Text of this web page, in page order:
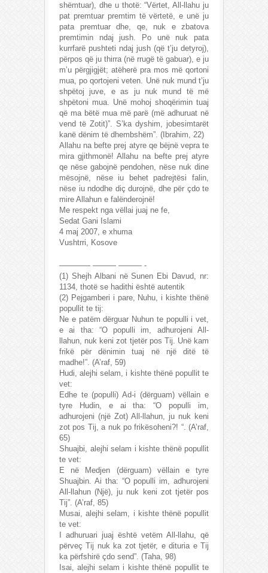
shëmtuar), dhe u thotë: “Vërtet, All-llahu ju
pat premtuar premtim të vërtetë, e unë ju
pata premtuar dhe, qe, nuk e zbatova
premtimin ndaj jush. Po unë nuk pata
kurrfarë pushteti ndaj jush (që t’ju detyroj),
përpos që ju thirra (në rrugë të gabuar), e ju
m’u përgjigjët; atëherë pra mos më qortoni
mua, po qortojeni veten. Unë nuk mund t’ju
shpëtoj juve, e as ju nuk mund të më
shpëtoni mua. Unë mohoj shoqërimin tuaj
që ma bëtë mua më parë (më adhuruat në
vend të Zotit)”. S’ka dyshim, jobesimtarët
kanë dënim të dhembshëm”. (Ibrahim, 22)
Allahu na befte prej atyre qe bëjnë vepra te
mira gjithmonë! Allahu na befte prej atyre
qe nëse gabojnë pendohen, nëse nuk dine
mësojnë, nëse iu behet padrejtësi falin,
nëse iu ndodhe diç durojnë, dhe për çdo te
mire Allahun e falënderojnë!
Me respekt nga vëllai juaj ne fe,
Sedat Gani Islami
4 maj 2007, e xhuma
Vushtrri, Kosove
———— ——— ——— -
(1) Shejh Albani në Sunen Ebi Davud, nr:
1134, thotë se hadithi është autentik
(2) Pejgamberi i pare, Nuhu, i kishte thënë
popullit te tij:
Ne e patëm dërguar Nuhun te populli i vet,
e ai tha: “O populli im, adhurojeni All-
llahun, nuk keni zot tjetër pos Tij. Unë kam
frikë për dënimin tuaj në një ditë të
madhe!”. (A’raf, 59)
Hudi, alejhi selam, i kishte thënë popullit te
vet:
Edhe te (populli) Ad-i (dërguam) vëllain e
tyre Hudin, e ai tha: “O populli im,
adhurojeni (një Zot) All-llahun, ju nuk keni
zot pos Tij, a nuk po frikësoheni?! “. (A’raf,
65)
Shuajbi, alejhi selam i kishte thënë popullit
te vet:
E në Medjen (dërguam) vëllain e tyre
Shuajbin. Ai tha: “O populli im, adhurojeni
All-llahun (Një), ju nuk keni zot tjetër pos
Tij”. (A’raf, 85)
Musai, alejhi selam, i kishte thënë popullit
te vet:
I adhuruari juaj është vetëm All-llahu, që
përveç Tij nuk ka zot tjetër, e dituria e Tij
ka përfshirë çdo send”. (Taha, 98)
Isai, alejhi selam i kishte thënë popullit te